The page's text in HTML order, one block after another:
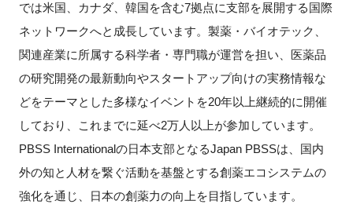
FAQ
イベントお知らせメール登録
では米国、カナダ、韓国を含む7拠点に支部を展開する国際
ネットワークへと成長しています。製薬・バイオテック、
関連産業に所属する科学者・専門職が運営を担い、医薬品
の研究開発の最新動向やスタートアップ向けの実務情報な
どをテーマとした多様なイベントを20年以上継続的に開催
しており、これまでに延べ2万人以上が参加しています。
PBSS Internationalの日本支部となるJapan PBSSは、国内
外の知と人材を繋ぐ活動を基盤とする創薬エコシステムの
強化を通じ、日本の創薬力の向上を目指しています。